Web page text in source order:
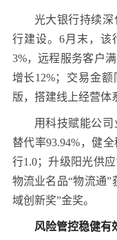
光大银行持续
行建设。6月末，该
3%，远程服务客户
增长12%；交易金
版，搭建线上经营体
用科技赋能公
替代率93.94%，健
行1.0；升级阳光供
物流业名品“物流通”
域创新奖”金奖。
风险管控稳健有